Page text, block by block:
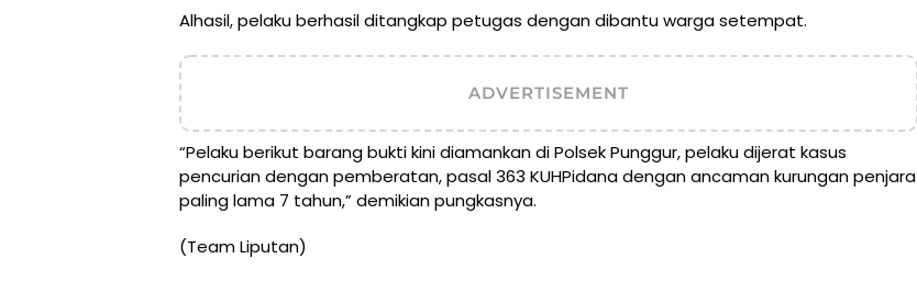
Alhasil, pelaku berhasil ditangkap petugas dengan dibantu warga setempat.
ADVERTISEMENT
“Pelaku berikut barang bukti kini diamankan di Polsek Punggur, pelaku dijerat kasus
pencurian dengan pemberatan, pasal 363 KUHPidana dengan ancaman kurungan penjara
paling lama 7 tahun,” demikian pungkasnya.
(Team Liputan)